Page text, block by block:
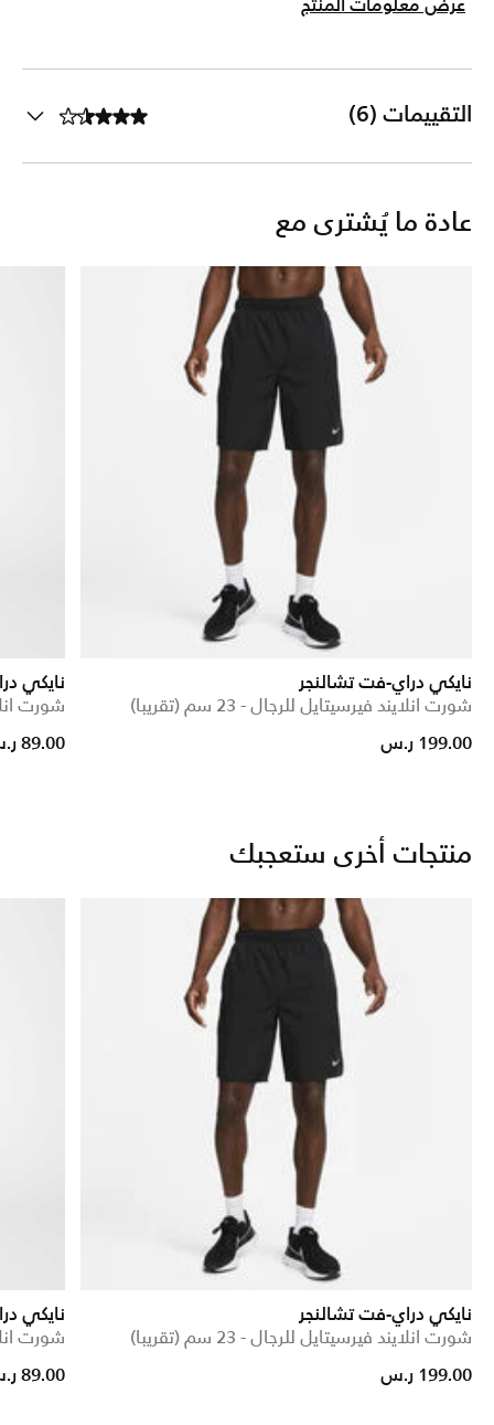
عرض معلومات المنتج
التقييمات (6)
عادة ما يُشترى مع
نايكي دراي-فت تشالنجر
شورت انلايند فيرسيتايل للرجال - 23 سم (تقريبا)
199.00 ر.س
نايكي
شورت
89.00 ر.س
منتجات أخرى ستعجبك
نايكي دراي-فت تشالنجر
شورت انلايند فيرسيتايل للرجال - 23 سم (تقريبا)
199.00 ر.س
نايكي
شورت
89.00 ر.س